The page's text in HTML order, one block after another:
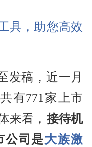
具，助您高效
发稿，近一月
有771家上市
来看， 接待机
公司是大族激